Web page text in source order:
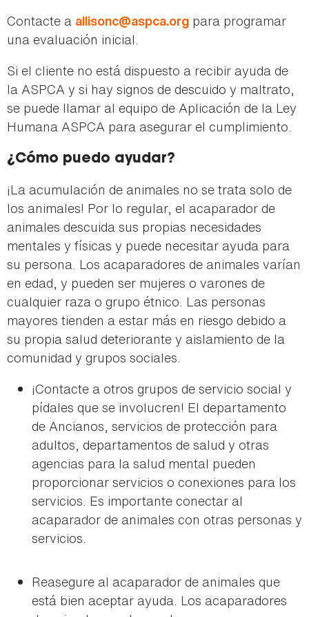
Contacte a allisonc@aspca.org para programar
una evaluación inicial.
Si el cliente no está dispuesto a recibir ayuda de
la ASPCA y si hay signos de descuido y maltrato,
se puede llamar al equipo de Aplicación de la Ley
Humana ASPCA para asegurar el cumplimiento.
¿Cómo puedo ayudar?
¡La acumulación de animales no se trata solo de
los animales! Por lo regular, el acaparador de
animales descuida sus propias necesidades
mentales y físicas y puede necesitar ayuda para
su persona. Los acaparadores de animales varían
en edad, y pueden ser mujeres o varones de
cualquier raza o grupo étnico. Las personas
mayores tienden a estar más en riesgo debido a
su propia salud deteriorante y aislamiento de la
comunidad y grupos sociales.
¡Contacte a otros grupos de servicio social y
pídales que se involucren! El departamento
de Ancianos, servicios de protección para
adultos, departamentos de salud y otras
agencias para la salud mental pueden
proporcionar servicios o conexiones para los
servicios. Es importante conectar al
acaparador de animales con otras personas y
servicios.
Reasegure al acaparador de animales que
está bien aceptar ayuda. Los acaparadores